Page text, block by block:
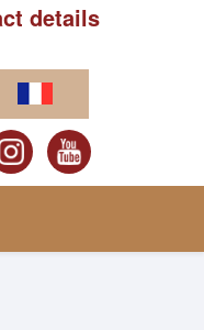
details